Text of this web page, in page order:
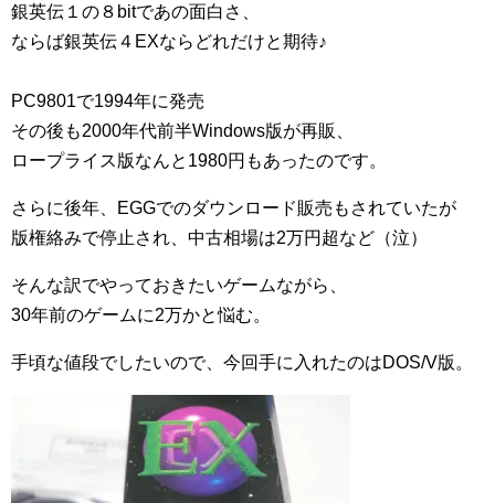
銀英伝１の８bitであの面白さ、
ならば銀英伝４EXならどれだけと期待♪
PC9801で1994年に発売
その後も2000年代前半Windows版が再販、
ロープライス版なんと1980円もあったのです。
さらに後年、EGGでのダウンロード販売もされていたが
版権絡みで停止され、中古相場は2万円超など（泣）
そんな訳でやっておきたいゲームながら、
30年前のゲームに2万かと悩む。
手頃な値段でしたいので、今回手に入れたのはDOS/V版。